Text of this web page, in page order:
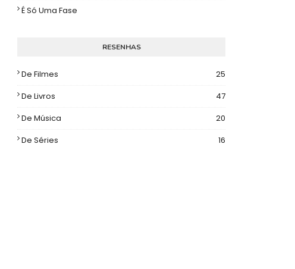
É Só Uma Fase
RESENHAS
De Filmes
25
De Livros
47
De Música
20
De Séries
16